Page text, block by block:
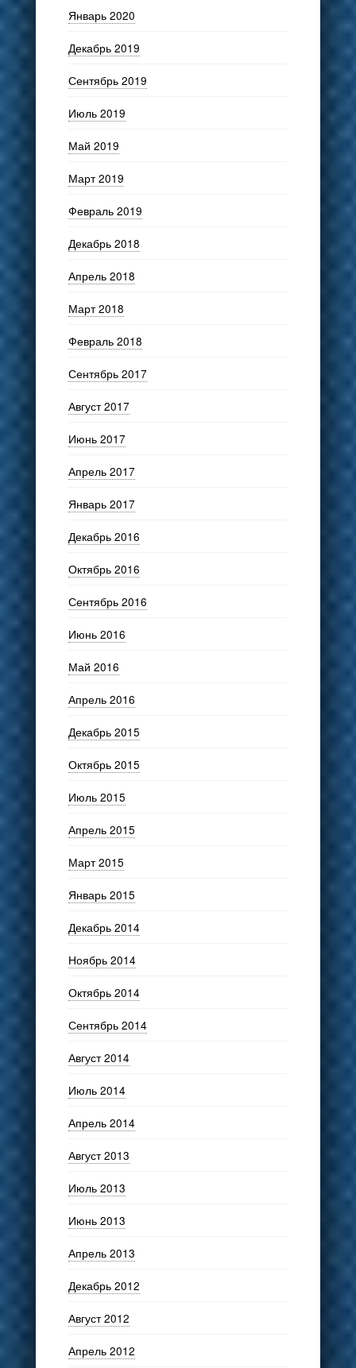
Январь 2020
Декабрь 2019
Сентябрь 2019
Июль 2019
Май 2019
Март 2019
Февраль 2019
Декабрь 2018
Апрель 2018
Март 2018
Февраль 2018
Сентябрь 2017
Август 2017
Июнь 2017
Апрель 2017
Январь 2017
Декабрь 2016
Октябрь 2016
Сентябрь 2016
Июнь 2016
Май 2016
Апрель 2016
Декабрь 2015
Октябрь 2015
Июль 2015
Апрель 2015
Март 2015
Январь 2015
Декабрь 2014
Ноябрь 2014
Октябрь 2014
Сентябрь 2014
Август 2014
Июль 2014
Апрель 2014
Август 2013
Июль 2013
Июнь 2013
Апрель 2013
Декабрь 2012
Август 2012
Апрель 2012